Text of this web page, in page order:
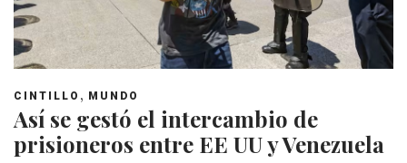
CINTILLO , MUNDO
Así se gestó el intercambio de
prisioneros entre EE UU y Venezuela